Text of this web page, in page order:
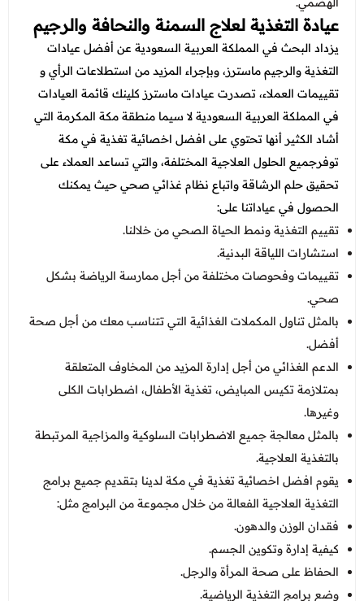
عيادة التغذية لعلاج السمنة والنحافة والرجيم
يزداد البحث في المملكة العربية السعودية عن أفضل عيادات
التغذية والرجيمماسترز، وبإجراء المزيد من استطلاعات الرأي و
تقييمات العملاء، تصدرت عيادات ماسترز كلينك قائمة العيادات
في المملكة العربية السعودية لا سيما منطقة مكة المكرمة التي
أشاد الكثير أنها تحتوي علىافضل اخصائية تغذية في مكة
توفرجميع الحلول العلاجية المختلفة، والتي تساعد العملاء على
تحقيق حلم الرشاقة واتباع نظام غذائي صحي حيث يمكنك
الحصول في عياداتنا على:
تقييم التغذية ونمط الحياة الصحي من خلالنا.
استشارات اللياقة البدنية.
تقييمات وفحوصات مختلفة من أجل ممارسة الرياضة بشكل
صحي.
بالمثل تناول المكملات الغذائية التي تتناسب معك من أجل صحة
أفضل.
الدعم الغذائي من أجل إدارة المزيد من المخاوف المتعلقة
بمتلازمة تكيس المبايض، تغذية الأطفال، اضطرابات الكلى
وغيرها.
بالمثل معالجة جميع الاضطرابات السلوكية والمزاجية المرتبطة
بالتغذية العلاجية.
يقوم افضل اخصائية تغذية في مكة لدينا بتقديم جميع برامج
التغذية العلاجية الفعالة من خلال مجموعة من البرامج مثل:
فقدان الوزن والدهون.
كيفية إدارة وتكوين الجسم.
الحفاظ على صحة المرأة والرجل.
وضع برامج التغذية الرياضية.